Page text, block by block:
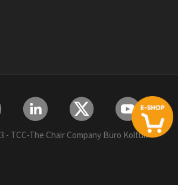
- TCC-The Chair Company Büro Koltuk